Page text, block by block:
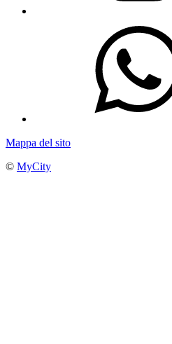
Mappa del sito
© MyCity